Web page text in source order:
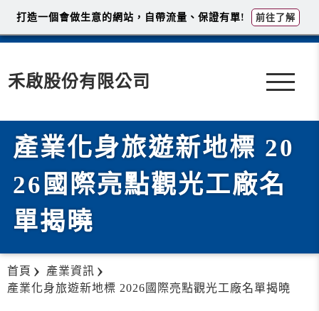
禾啟股份有限公司
產業化身旅遊新地標 20
26國際亮點觀光工廠名
單揭曉
首頁
產業資訊
產業化身旅遊新地標 2026國際亮點觀光工廠名單揭曉
打造一個會做生意的網站，自帶流量、保證有單! 前往了解